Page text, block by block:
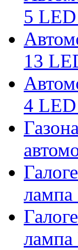
5
13
4